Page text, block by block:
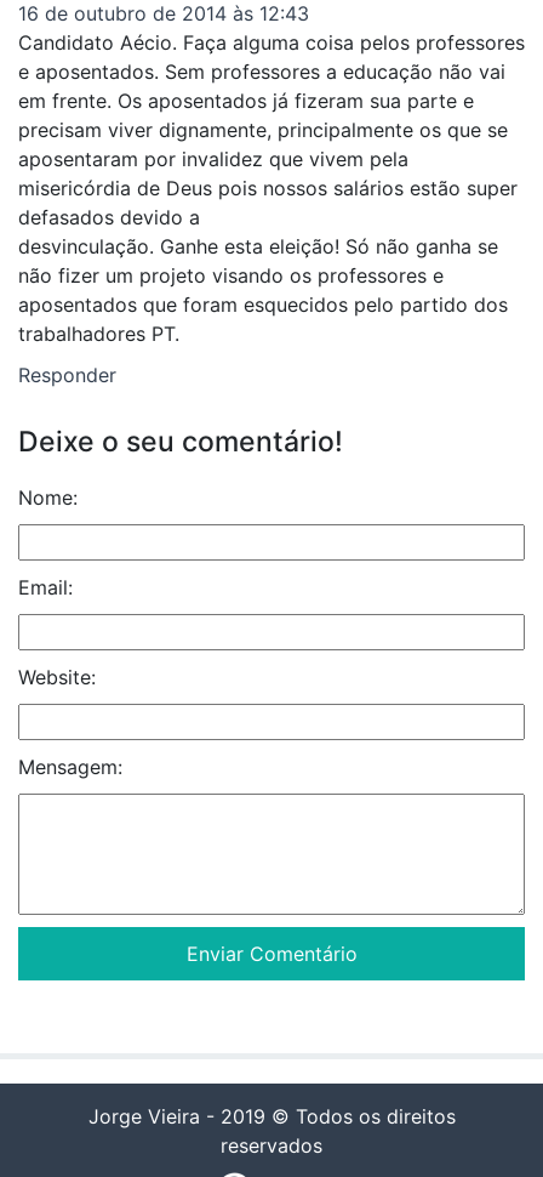
16 de outubro de 2014 às 12:43
Candidato Aécio. Faça alguma coisa pelos professores
e aposentados. Sem professores a educação não vai
em frente. Os aposentados já fizeram sua parte e
precisam viver dignamente, principalmente os que se
aposentaram por invalidez que vivem pela
misericórdia de Deus pois nossos salários estão super
defasados devido a
desvinculação. Ganhe esta eleição! Só não ganha se
não fizer um projeto visando os professores e
aposentados que foram esquecidos pelo partido dos
trabalhadores PT.
Responder
Deixe o seu comentário!
Nome:
Email:
Website:
Mensagem:
Jorge Vieira - 2019 © Todos os direitos
reservados